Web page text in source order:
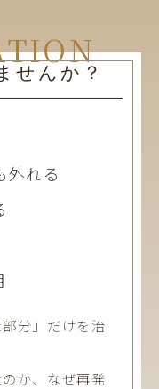
せんか？
外れる
分」だけを治
か、なぜ再発